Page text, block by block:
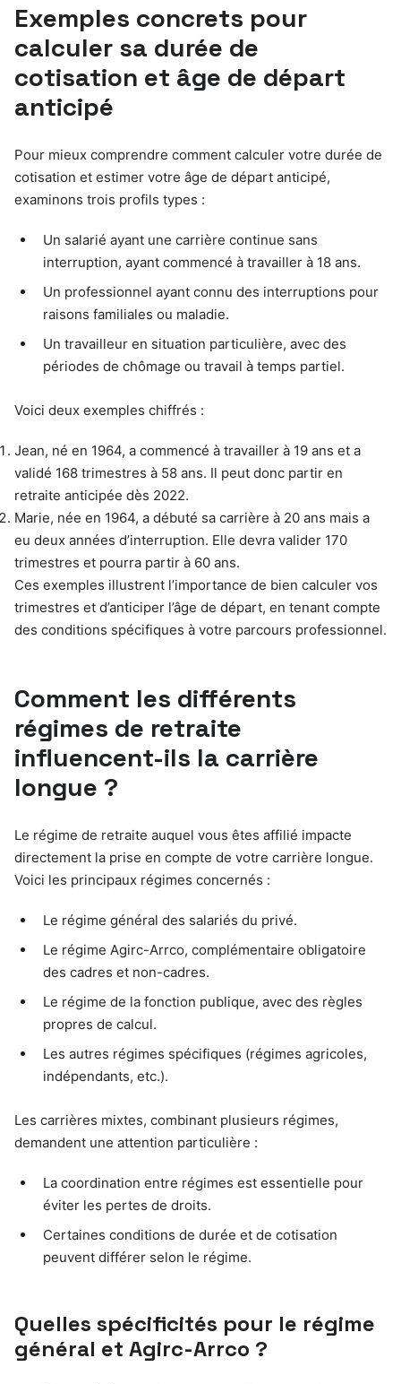
Exemples concrets pour
calculer sa durée de
cotisation et âge de départ
anticipé
Pour mieux comprendre comment calculer votre durée de
cotisation et estimer votre âge de départ anticipé,
examinons trois profils types :
Un salarié ayant une carrière continue sans
interruption, ayant commencé à travailler à 18 ans.
Un professionnel ayant connu des interruptions pour
raisons familiales ou maladie.
Un travailleur en situation particulière, avec des
périodes de chômage ou travail à temps partiel.
Voici deux exemples chiffrés :
Jean, né en 1964, a commencé à travailler à 19 ans et a
validé 168 trimestres à 58 ans. Il peut donc partir en
retraite anticipée dès 2022.
Marie, née en 1964, a débuté sa carrière à 20 ans mais a
eu deux années d’interruption. Elle devra valider 170
trimestres et pourra partir à 60 ans.
Ces exemples illustrent l’importance de bien calculer vos
trimestres et d’anticiper l’âge de départ, en tenant compte
des conditions spécifiques à votre parcours professionnel.
Comment les différents
régimes de retraite
influencent-ils la carrière
longue ?
Le régime de retraite auquel vous êtes affilié impacte
directement la prise en compte de votre carrière longue.
Voici les principaux régimes concernés :
Le régime général des salariés du privé.
Le régime Agirc-Arrco, complémentaire obligatoire
des cadres et non-cadres.
Le régime de la fonction publique, avec des règles
propres de calcul.
Les autres régimes spécifiques (régimes agricoles,
indépendants, etc.).
Les carrières mixtes, combinant plusieurs régimes,
demandent une attention particulière :
La coordination entre régimes est essentielle pour
éviter les pertes de droits.
Certaines conditions de durée et de cotisation
peuvent différer selon le régime.
Quelles spécificités pour le régime
général et Agirc-Arrco ?